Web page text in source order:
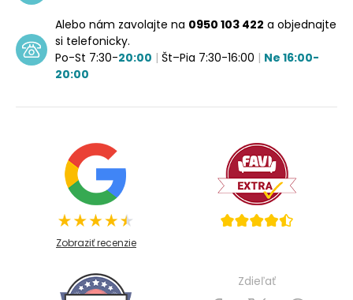
Alebo nám zavolajte na 0950 103 422 a objednajte
si telefonicky.
Po-St 7:30-20:00 | Št–Pia 7:30-16:00 | Ne 16:00-
20:00
Zobraziť recenzie
Zdieľať